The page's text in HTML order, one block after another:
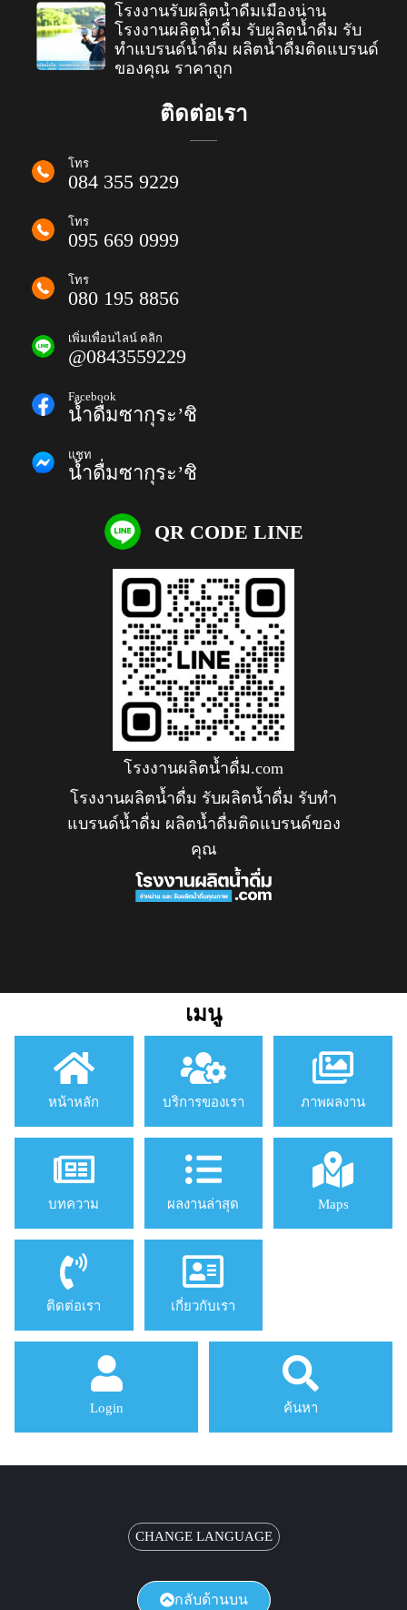
โรงงานรับผลิตน้ำดื่มเมืองน่าน
โรงงานผลิตน้ำดื่ม รับผลิตน้ำดื่ม รับ
ทำแบรนด์น้ำดื่ม ผลิตน้ำดื่มติดแบรนด์
ของคุณ ราคาถูก
ติดต่อเรา
โทร
084 355 9229
โทร
095 669 0999
โทร
080 195 8856
เพิ่มเพื่อนไลน์ คลิก
@0843559229
Facebook
น้ำดื่มซากุระ’ชิ
แชท
น้ำดื่มซากุระ’ชิ
QR CODE LINE
โรงงานผลิตน้ำดื่ม.com
โรงงานผลิตน้ำดื่ม รับผลิตน้ำดื่ม รับทำ
แบรนด์น้ำดื่ม ผลิตน้ำดื่มติดแบรนด์ของ
คุณ
เมนู
หน้าหลัก บริการของเรา ภาพผลงาน
บทความ ผลงานล่าสุด Maps
ติดต่อเรา เกี่ยวกับเรา
Login ค้นหา
CHANGE LANGUAGE
กลับด้านบน